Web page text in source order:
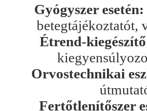
Gyógyszer esetén:
betegtájékoztatót,
Étrend-kiegészítő
Orvostechnikai
Fertőtlenítőszer